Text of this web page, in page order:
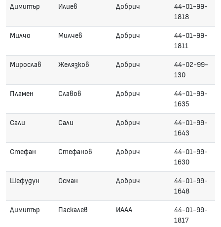
Димитър Илиев Добрич
44-01-99-
1818
Милчо Милчев Добрич
44-01-99-
1811
Мирослав Желязков Добрич
44-02-99-
130
Пламен Славов Добрич
44-01-99-
1635
Сали Сали Добрич
44-01-99-
1643
Стефан Стефанов Добрич
44-01-99-
1630
Шефудун Осман Добрич
44-01-99-
1648
Димитър Паскалев ИААА
44-01-99-
1817